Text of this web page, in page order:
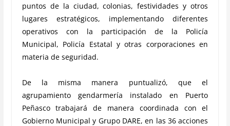
puntos de la ciudad, colonias, festividades y otros
lugares estratégicos, implementando diferentes
operativos con la participación de la Policía
Municipal, Policía Estatal y otras corporaciones en
materia de seguridad.
De la misma manera puntualizó, que el
agrupamiento gendarmería instalado en Puerto
Peñasco trabajará de manera coordinada con el
Gobierno Municipal y Grupo DARE, en las 36 acciones